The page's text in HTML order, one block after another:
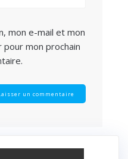
mon e-mail et mon
mon prochain